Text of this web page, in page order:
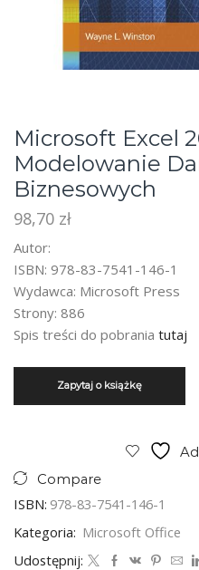
Microsoft Excel
Modelowanie
Biznesowych
98,70 zł
Autor:
ISBN: 978-83-7541-146-1
Wydawca: Microsoft Press
Strony: 886
Spis treści do pobrania tutaj
Compare
ISBN: 978-83-7541-146-1
Kategoria: Microsoft Office
Udostępnij: